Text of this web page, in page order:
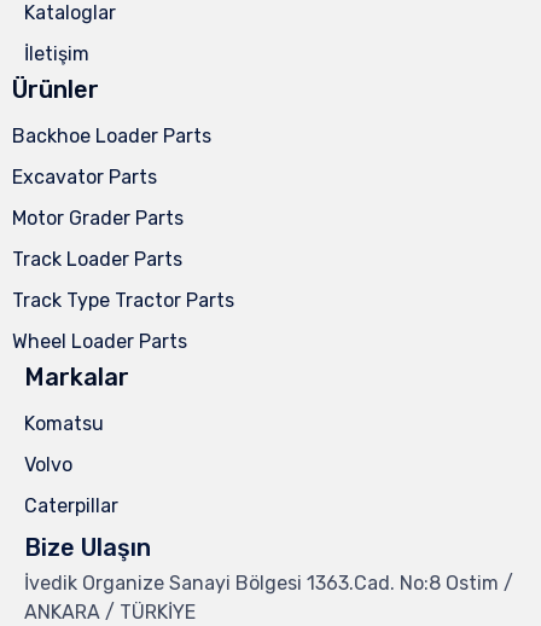
Kataloglar
İletişim
Ürünler
Backhoe Loader Parts
Excavator Parts
Motor Grader Parts
Track Loader Parts
Track Type Tractor Parts
Wheel Loader Parts
Markalar
Komatsu
Volvo
Caterpillar
Bize Ulaşın
İvedik Organize Sanayi Bölgesi 1363.Cad. No:8 Ostim /
ANKARA / TÜRKİYE